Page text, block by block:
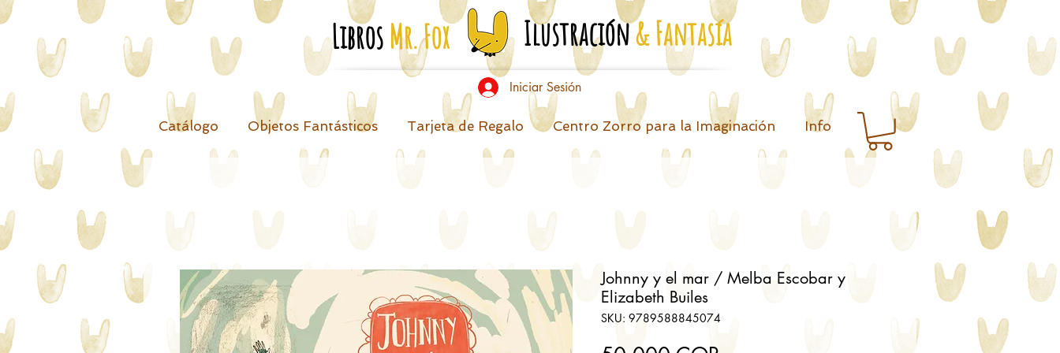
LibrosMr. Fox Ilustración& Fantasía
Iniciar Sesión
Catálogo Objetos Fantásticos Tarjeta de Regalo Centro Zorro para la Imaginación Info
Johnny y el mar / Melba Escobar y
Elizabeth Builes
SKU: 9789588845074